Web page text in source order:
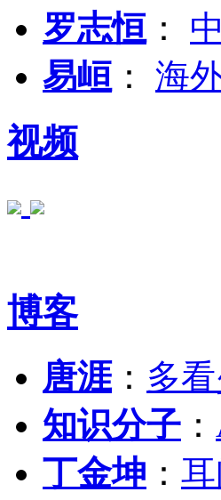
罗志恒 ：
易峘 ： 海
视频
博客
唐涯： 多
知识分子 ：
丁金坤 ：